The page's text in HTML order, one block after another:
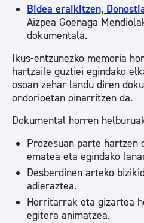
Bidea eraikitzen,
Aizpea Goenaga
dokumentala.
Ikus-entzunezko memoria
hartzaile guztiei egindako
osoan zehar landu diren
ondorioetan oinarritzen da.
Dokumental horren
Prozesuan parte hartzen
ematea eta egindako
Desberdinen arteko
adieraztea.
Herritarrak eta gizartea
egitera animatzea.